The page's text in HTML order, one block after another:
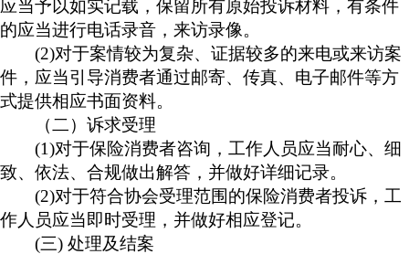
应当予以如实记载，保留所有原始投诉材料，有条件
的应当进行电话录音，来访录像。
(2)对于案情较为复杂、证据较多的来电或来访案
件，应当引导消费者通过邮寄、传真、电子邮件等方
式提供相应书面资料。
（二） 诉求受理
(1)对于保险消费者咨询，工作人员应当耐心、细
致、依法、合规做出解答，并做好详细记录。
(2)对于符合协会受理范围的保险消费者投诉，工
作人员应当即时受理，并做好相应登记。
(三) 处理及结案